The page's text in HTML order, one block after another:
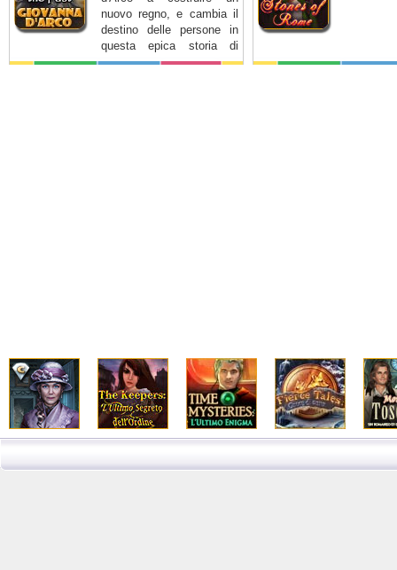
nuovo regno, e cambia il
destino delle persone in
questa epica storia di
onore e coraggio.